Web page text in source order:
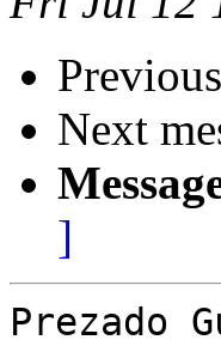
Next
]
Prezado